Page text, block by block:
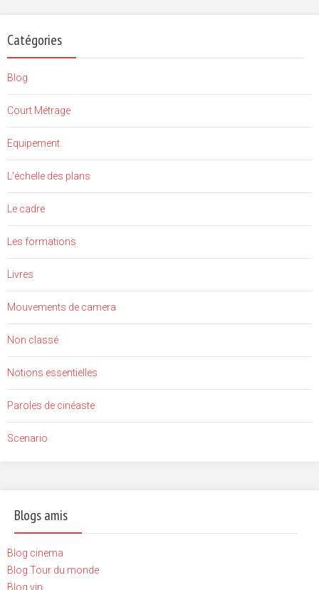
Catégories
Blog
Court Métrage
Equipement
L'échelle des plans
Le cadre
Les formations
Livres
Mouvements de camera
Non classé
Notions essentielles
Paroles de cinéaste
Scenario
Blogs amis
Blog cinema
Blog Tour du monde
Blog vin